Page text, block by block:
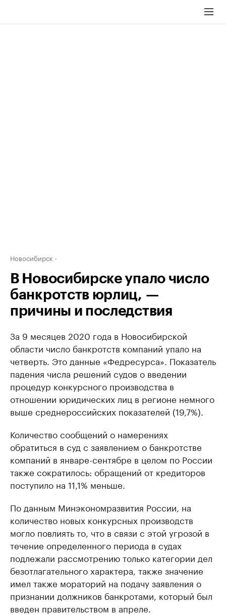
Новосибирск
В Новосибирске упало число
банкротств юрлиц, —
причины и последствия
За 9 месяцев 2020 года в Новосибирской
области число банкротств компаний упало на
четверть. Это данные «Федресурса». Показатель
падения числа решений судов о введении
процедур конкурсного производства в
отношении юридических лиц в регионе немного
выше среднероссийских показателей (19,7%).
Количество сообщений о намерениях
обратиться в суд с заявлением о банкротстве
компаний в январе-сентябре в целом по России
также сократилось: обращений от кредиторов
поступило на 11,1% меньше.
По данным Минэкономразвития России, на
количество новых конкурсных производств
могло повлиять то, что в связи с этой угрозой в
течение определенного периода в судах
подлежали рассмотрению только категории дел
безотлагательного характера, также значение
имел также мораторий на подачу заявления о
признании должников банкротами, который был
введен правительством в апреле.